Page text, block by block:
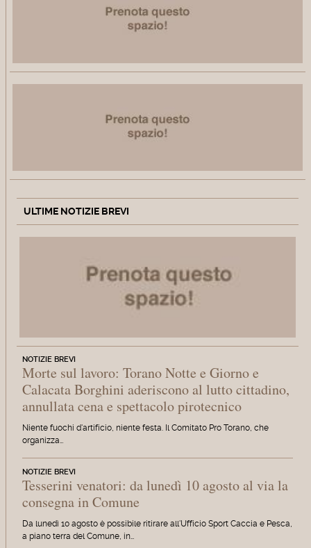
ULTIME NOTIZIE BREVI
NOTIZIE BREVI
Morte sul lavoro: Torano Notte e Giorno e
Calacata Borghini aderiscono al lutto cittadino,
annullata cena e spettacolo pirotecnico
Niente fuochi d'artificio, niente festa. Il Comitato Pro Torano, che
organizza…
NOTIZIE BREVI
Tesserini venatori: da lunedì 10 agosto al via la
consegna in Comune
Da lunedì 10 agosto è possibile ritirare all'Ufficio Sport Caccia e Pesca,
a piano terra del Comune, in…